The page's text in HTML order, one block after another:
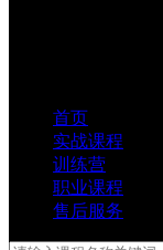
首页
实战课程
训练营
职业课程
售后服务